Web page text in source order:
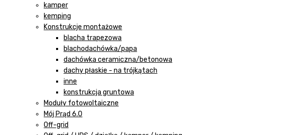
kamper
kemping
Konstrukcje montażowe
blacha trapezowa
blachodachówka/papa
dachówka ceramiczna/betonowa
dachy płaskie - na trójkątach
inne
konstrukcja gruntowa
Moduły fotowoltaiczne
Mój Prąd 6.0
Off-grid